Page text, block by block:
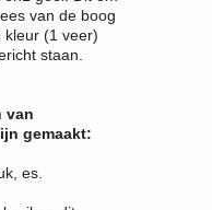
van de boog
kleur (1 veer)
staan.
van
gemaakt:
es.